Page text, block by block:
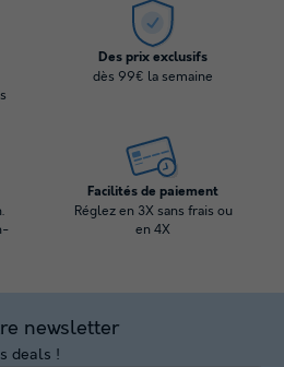
Des prix exclusifs
dès 99€ la semaine
Facilités de paiement
Réglez en 3X sans frais ou
en 4X
newsletter
deals !